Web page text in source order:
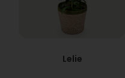
Lelie